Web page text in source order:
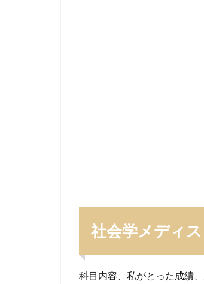
成績
1.3
時間
社会学メディ
科目内容、私がとった成績